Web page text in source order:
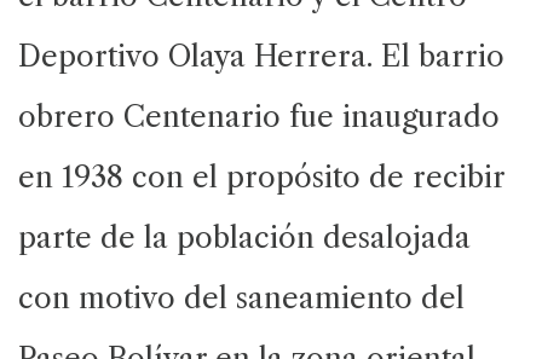
Deportivo Olaya Herrera. El barrio
obrero Centenario fue inaugurado
en 1938 con el propósito de recibir
parte de la población desalojada
con motivo del saneamiento del